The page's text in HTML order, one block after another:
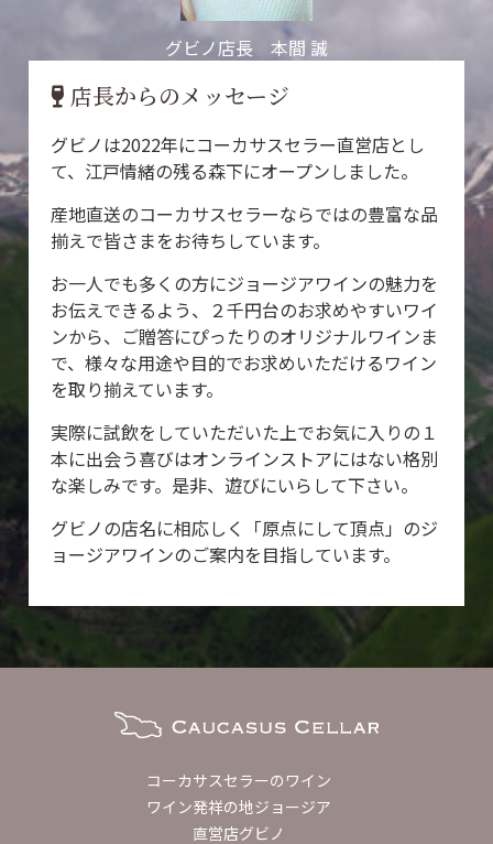
グビノ店長 本間 誠
店長からのメッセージ
グビノは2022年にコーカサスセラー直営店とし
て、江戸情緒の残る森下にオープンしました。
産地直送のコーカサスセラーならではの豊富な品
揃えで皆さまをお待ちしています。
お一人でも多くの方にジョージアワインの魅力を
お伝えできるよう、２千円台のお求めやすいワイ
ンから、ご贈答にぴったりのオリジナルワインま
で、様々な用途や目的でお求めいただけるワイン
を取り揃えています。
実際に試飲をしていただいた上でお気に入りの１
本に出会う喜びはオンラインストアにはない格別
な楽しみです。是非、遊びにいらして下さい。
グビノの店名に相応しく「原点にして頂点」のジ
ョージアワインのご案内を目指しています。
コーカサスセラーのワイン
ワイン発祥の地ジョージア
直営店グビノ